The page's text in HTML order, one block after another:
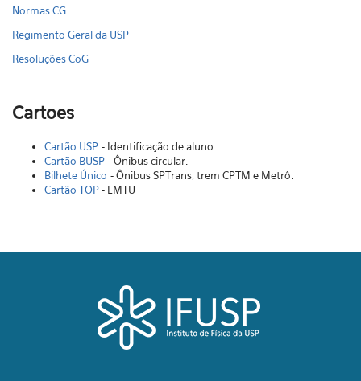
Normas CG
Regimento Geral da USP
Resoluções CoG
Cartoes
Cartão USP - Identificação de aluno.
Cartão BUSP - Ônibus circular.
Bilhete Único - Ônibus SPTrans, trem CPTM e Metrô.
Cartão TOP- EMTU